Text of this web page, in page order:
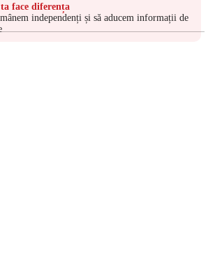
face diferența
independenți și să aducem informații de